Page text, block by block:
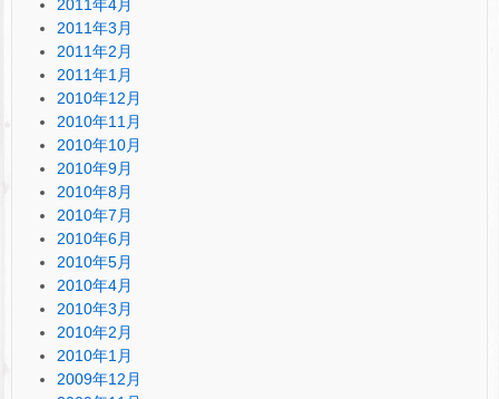
2011年4月
2011年3月
2011年2月
2011年1月
2010年12月
2010年11月
2010年10月
2010年9月
2010年8月
2010年7月
2010年6月
2010年5月
2010年4月
2010年3月
2010年2月
2010年1月
2009年12月